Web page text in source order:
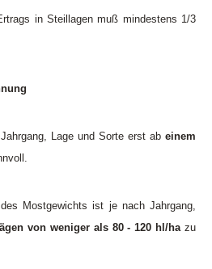
in Steillagen muß mindestens 1/3
Lage und Sorte erst ab einem
des Mostgewichts ist je nach Jahrgang,
von weniger als 80 - 120 hl/hazu